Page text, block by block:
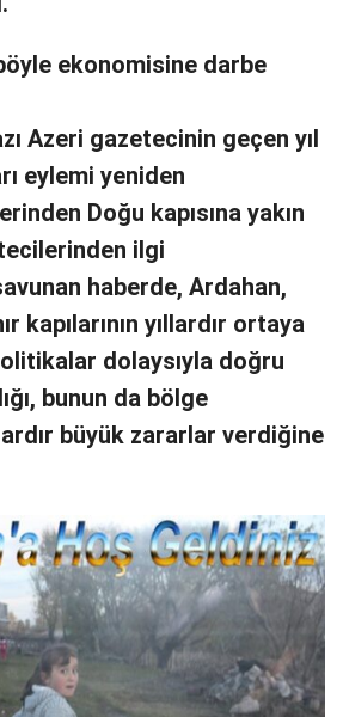
ekonomisine darbe
Azeri gazetecinin geçen yıl
eylemi yeniden
Doğu kapısına yakın
ilgi
haberde, Ardahan,
kapılarının yıllardır ortaya
dolaysıyla doğru
bunun da bölge
büyük zararlar verdiğine